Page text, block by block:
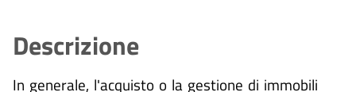
Descrizione
In generale, l'acquisto o la gestione di immobili